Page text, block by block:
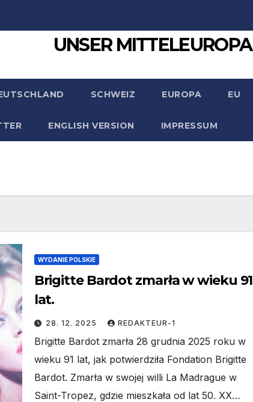
UNSER MITTELEUROPA
SCHWEIZ EUROPA EU
ENGLISH VERSION IMPRESSUM
WYDANIE POLSKIE
Brigitte Bardot zmarła w wieku 91
lat.
28. 12. 2025 REDAKTEUR-1
Brigitte Bardot zmarła 28 grudnia 2025 roku w
wieku 91 lat, jak potwierdziła Fondation Brigitte
Bardot. Zmarła w swojej willi La Madrague w
Saint-Tropez, gdzie mieszkała od lat 50. XX…